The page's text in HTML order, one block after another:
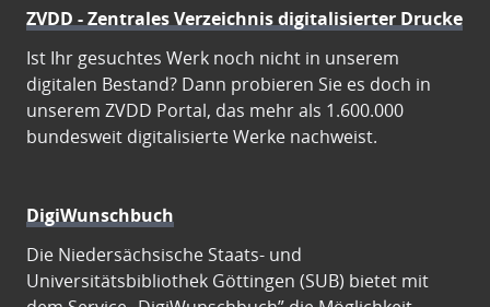
ZVDD - Zentrales Verzeichnis digitalisierter Drucke
Ist Ihr gesuchtes Werk noch nicht in unserem
digitalen Bestand? Dann probieren Sie es doch in
unserem ZVDD Portal, das mehr als 1.600.000
bundesweit digitalisierte Werke nachweist.
DigiWunschbuch
Die Niedersächsische Staats- und
Universitätsbibliothek Göttingen (SUB) bietet mit